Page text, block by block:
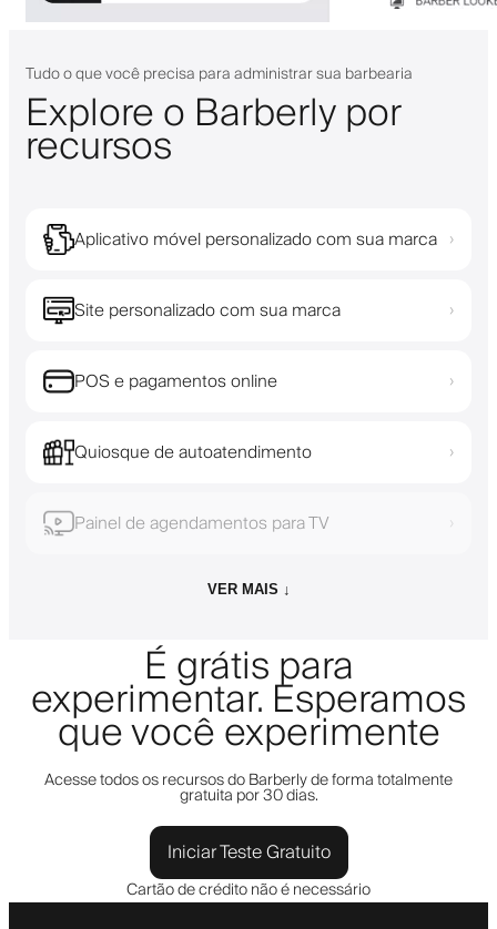
Tudo o que você precisa para administrar sua barbearia
Explore o Barberly por
recursos
Aplicativo móvel personalizado com sua marca ›
Site personalizado com sua marca ›
POS e pagamentos online ›
Quiosque de autoatendimento ›
Painel de agendamentos para TV ›
VER MAIS ↓
É grátis para
experimentar. Esperamos
que você experimente
Acesse todos os recursos do Barberly de forma totalmente
gratuita por 30 dias.
Iniciar Teste Gratuito
Cartão de crédito não é necessário